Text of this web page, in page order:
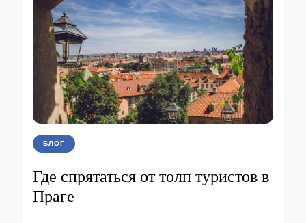
БЛОГ
Где спрятаться от толп туристов в
Праге